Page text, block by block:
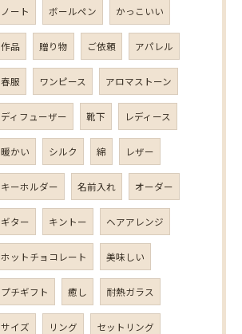
ノート ボールペン かっこいい
作品 贈り物 ご依頼 アパレル
春服 ワンピース アロマストーン
ディフューザー 靴下 レディース
暖かい シルク 綿 レザー
キーホルダー 名前入れ オーダー
ギター キントー ヘアアレンジ
ホットチョコレート 美味しい
プチギフト 癒し 耐熱ガラス
サイズ リング セットリング